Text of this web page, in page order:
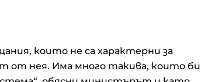
които не са характерни за
от нея. Има много такива, които би